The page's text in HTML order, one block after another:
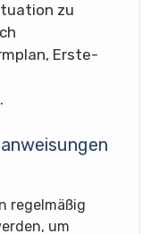
zu
Erste-
regelmäßig
um